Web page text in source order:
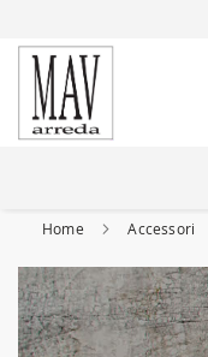
Home Accessori